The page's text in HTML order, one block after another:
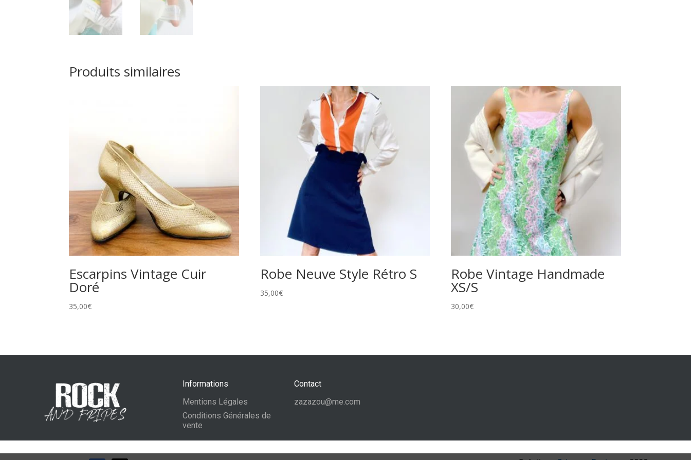
Produits similaires
Escarpins Vintage Cuir
Doré
35,00€
Robe Neuve Style Rétro S
35,00€
Robe Vintage Handmade
XS/S
30,00€
Informations
Mentions Légales
Conditions Générales de
vente
Contact
zazazou@me.com